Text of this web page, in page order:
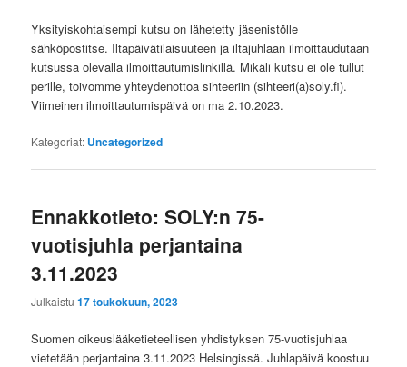
Yksityiskohtaisempi kutsu on lähetetty jäsenistölle
sähköpostitse. Iltapäivätilaisuuteen ja iltajuhlaan ilmoittaudutaan
kutsussa olevalla ilmoittautumislinkillä. Mikäli kutsu ei ole tullut
perille, toivomme yhteydenottoa sihteeriin (sihteeri(a)soly.fi).
Viimeinen ilmoittautumispäivä on ma 2.10.2023.
Kategoriat: Uncategorized
Ennakkotieto: SOLY:n 75-
vuotisjuhla perjantaina
3.11.2023
Julkaistu17 toukokuun, 2023
Suomen oikeuslääketieteellisen yhdistyksen 75-vuotisjuhlaa
vietetään perjantaina 3.11.2023 Helsingissä. Juhlapäivä koostuu